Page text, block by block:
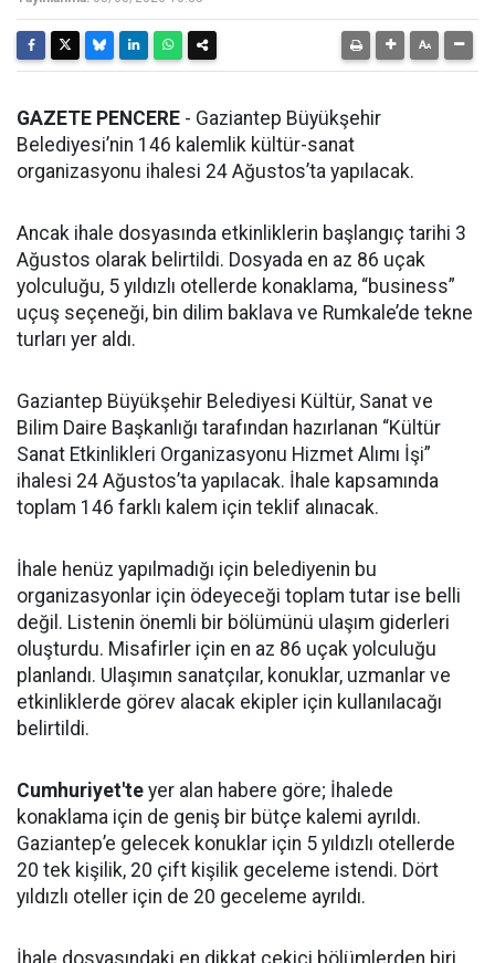
GAZETE PENCERE - Gaziantep Büyükşehir
Belediyesi’nin 146 kalemlik kültür-sanat
organizasyonu ihalesi 24 Ağustos’ta yapılacak.
Ancak ihale dosyasında etkinliklerin başlangıç tarihi 3
Ağustos olarak belirtildi. Dosyada en az 86 uçak
yolculuğu, 5 yıldızlı otellerde konaklama, “business”
uçuş seçeneği, bin dilim baklava ve Rumkale’de tekne
turları yer aldı.
Gaziantep Büyükşehir Belediyesi Kültür, Sanat ve
Bilim Daire Başkanlığı tarafından hazırlanan “Kültür
Sanat Etkinlikleri Organizasyonu Hizmet Alımı İşi”
ihalesi 24 Ağustos’ta yapılacak. İhale kapsamında
toplam 146 farklı kalem için teklif alınacak.
İhale henüz yapılmadığı için belediyenin bu
organizasyonlar için ödeyeceği toplam tutar ise belli
değil. Listenin önemli bir bölümünü ulaşım giderleri
oluşturdu. Misafirler için en az 86 uçak yolculuğu
planlandı. Ulaşımın sanatçılar, konuklar, uzmanlar ve
etkinliklerde görev alacak ekipler için kullanılacağı
belirtildi.
Cumhuriyet'te yer alan habere göre; İhalede
konaklama için de geniş bir bütçe kalemi ayrıldı.
Gaziantep’e gelecek konuklar için 5 yıldızlı otellerde
20 tek kişilik, 20 çift kişilik geceleme istendi. Dört
yıldızlı oteller için de 20 geceleme ayrıldı.